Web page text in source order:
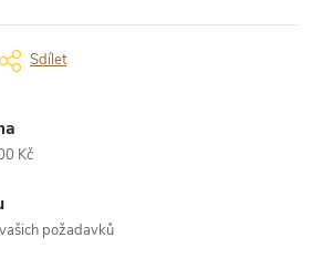
Sdílet
Kč
požadavků